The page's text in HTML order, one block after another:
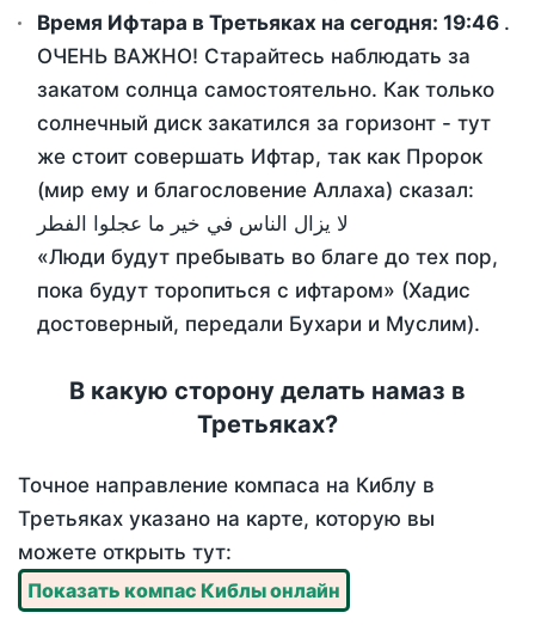
Время Ифтара в Третьяках на сегодня: 19:46 .
ОЧЕНЬ ВАЖНО! Старайтесь наблюдать за
закатом солнца самостоятельно. Как только
солнечный диск закатился за горизонт - тут
же стоит совершать Ифтар, так как Пророк
(мир ему и благословение Аллаха) сказал:
لا يزال الناس في خير ما عجلوا الفطر
«Люди будут пребывать во благе до тех пор,
пока будут торопиться с ифтаром» (Хадис
достоверный, передали Бухари и Муслим).
В какую сторону делать намаз в
Третьяках?
Точное направление компаса на Киблу в
Третьяках указано на карте, которую вы
можете открыть тут:
Показать компас Киблы онлайн